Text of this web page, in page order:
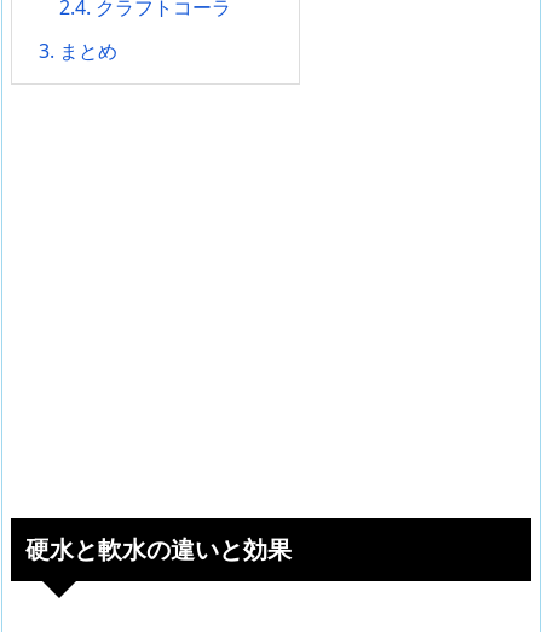
2.4. クラフトコーラ
3. まとめ
硬水と軟水の違いと効果